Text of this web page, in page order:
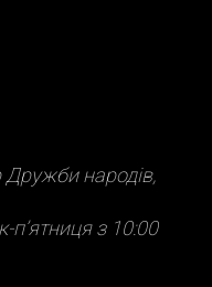
Дружби народів,
п’ятниця з 10:00